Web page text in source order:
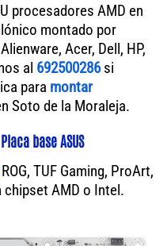
procesadores AMD en
montado por
Acer, Dell, HP,
al 692500286si
para montar
Soto de la Moraleja.
base ASUS
ROG, TUF Gaming, ProArt,
chipset AMD o Intel.